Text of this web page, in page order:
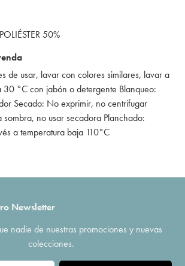
50%
de usar, lavar con colores similares, lavar a
30 °C con jabón o detergente Blanqueo:
Secado: No exprimir, no centrifugar
no usar secadora Planchado:
a temperatura baja 110°C
Newsletter
nadie de nuestras promociones y nuevas
colecciones.